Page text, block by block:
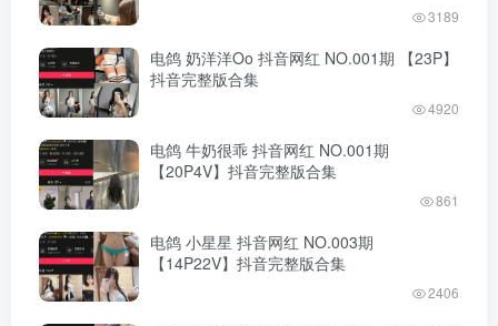
3189
电鸽 奶洋洋Oo 抖音网红 NO.001期 【23P】
抖音完整版合集
4920
电鸽 牛奶很乖 抖音网红 NO.001期
【20P4V】抖音完整版合集
861
电鸽 小星星 抖音网红 NO.003期
【14P22V】抖音完整版合集
2406